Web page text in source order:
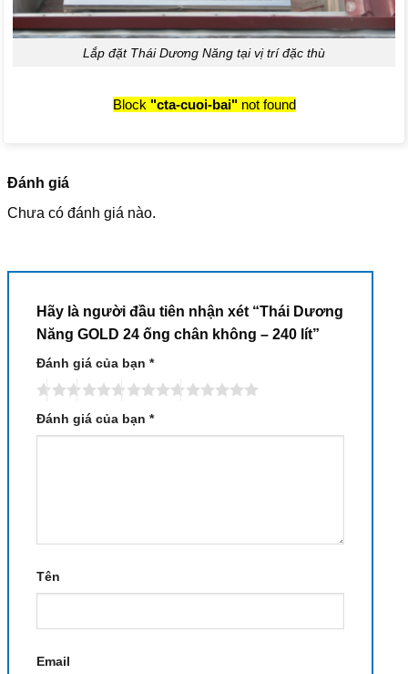
Lắp đặt Thái Dương Năng tại vị trí đặc thù
Block "cta-cuoi-bai"not found
Đánh giá
Chưa có đánh giá nào.
Hãy là người đầu tiên nhận xét “Thái Dương
Năng GOLD 24 ống chân không – 240 lít”
Đánh giá của bạn *
Đánh giá của bạn *
Tên
Email